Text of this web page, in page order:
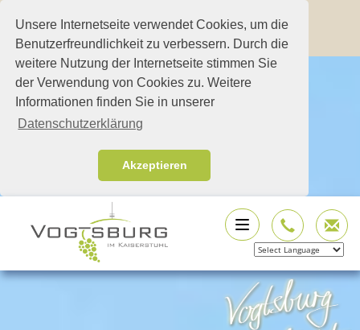
Unsere Internetseite verwendet Cookies, um die
Benutzerfreundlichkeit zu verbessern. Durch die
weitere Nutzung der Internetseite stimmen Sie
der Verwendung von Cookies zu. Weitere
Informationen finden Sie in unserer
Datenschutzerklärung
Akzeptieren